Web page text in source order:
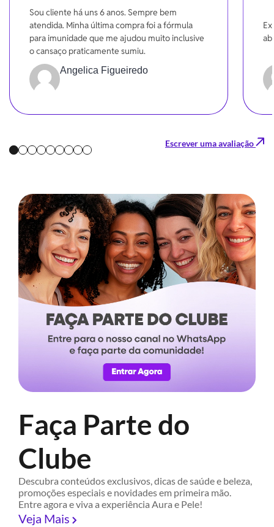
Sou cliente há uns 6 anos. Sempre bem
atendida. Minha última compra foi a fórmula
para imunidade que me ajudou muito inclusive
o cansaço praticamente sumiu.
Angelica Figueiredo
Escrever uma avaliação
Faça Parte do
Clube
Descubra conteúdos exclusivos, dicas de saúde e beleza,
promoções especiais e novidades em primeira mão.
Entre agora e viva a experiência Aura e Pele!
Veja Mais